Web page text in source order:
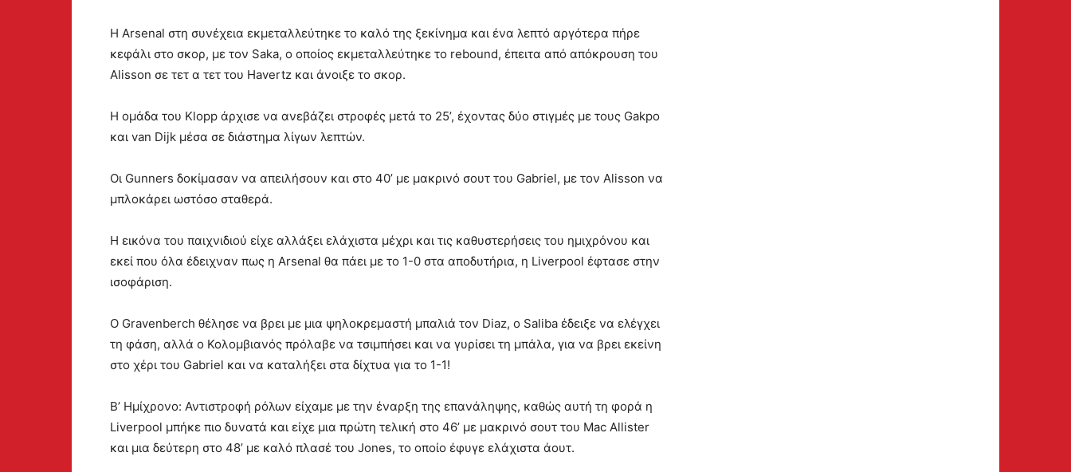
Η Arsenal στη συνέχεια εκμεταλλεύτηκε το καλό της ξεκίνημα και ένα λεπτό αργότερα πήρε
κεφάλι στο σκορ, με τον Saka, ο οποίος εκμεταλλεύτηκε το rebound, έπειτα από απόκρουση του
Alisson σε τετ α τετ του Havertz και άνοιξε το σκορ.
Η ομάδα του Klopp άρχισε να ανεβάζει στροφές μετά το 25’, έχοντας δύο στιγμές με τους Gakpo
και van Dijk μέσα σε διάστημα λίγων λεπτών.
Οι Gunners δοκίμασαν να απειλήσουν και στο 40’ με μακρινό σουτ του Gabriel, με τον Alisson να
μπλοκάρει ωστόσο σταθερά.
Η εικόνα του παιχνιδιού είχε αλλάξει ελάχιστα μέχρι και τις καθυστερήσεις του ημιχρόνου και
εκεί που όλα έδειχναν πως η Arsenal θα πάει με το 1-0 στα αποδυτήρια, η Liverpool έφτασε στην
ισοφάριση.
Ο Gravenberch θέλησε να βρει με μια ψηλοκρεμαστή μπαλιά τον Diaz, ο Saliba έδειξε να ελέγχει
τη φάση, αλλά ο Κολομβιανός πρόλαβε να τσιμπήσει και να γυρίσει τη μπάλα, για να βρει εκείνη
στο χέρι του Gabriel και να καταλήξει στα δίχτυα για το 1-1!
Β’ Ημίχρονο: Αντιστροφή ρόλων είχαμε με την έναρξη της επανάληψης, καθώς αυτή τη φορά η
Liverpool μπήκε πιο δυνατά και είχε μια πρώτη τελική στο 46’ με μακρινό σουτ του Mac Allister
και μια δεύτερη στο 48’ με καλό πλασέ του Jones, το οποίο έφυγε ελάχιστα άουτ.